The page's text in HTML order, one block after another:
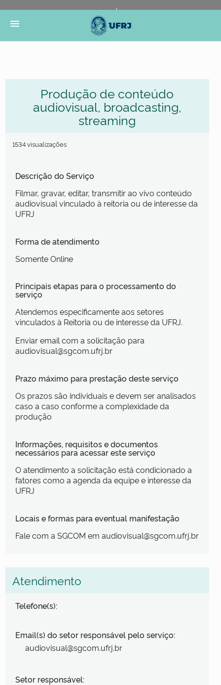
Portal do Governo Brasileiro
Governo
menu
Produção de conteúdo
audiovisual, broadcasting,
streaming
1534 visualizações
Descrição do Serviço
Filmar, gravar, editar, transmitir ao vivo conteúdo
audiovisual vinculado à reitoria ou de interesse da
UFRJ
Forma de atendimento
Somente Online
Principais etapas para o processamento do
serviço
Atendemos especificamente aos setores
vinculados à Reitoria ou de interesse da UFRJ.
Enviar email com a solicitação para
audiovisual@sgcom.ufrj.br
Prazo máximo para prestação deste serviço
Os prazos são individuais e devem ser analisados
caso a caso conforme a complexidade da
produção
Informações, requisitos e documentos
necessários para acessar este serviço
O atendimento a solicitação está condicionado a
fatores como a agenda da equipe e interesse da
UFRJ
Locais e formas para eventual manifestação
Fale com a SGCOM em audiovisual@sgcom.ufrj.br
Atendimento
Telefone(s):
Email(s) do setor responsável pelo serviço:
audiovisual@sgcom.ufrj.br
Setor responsável: